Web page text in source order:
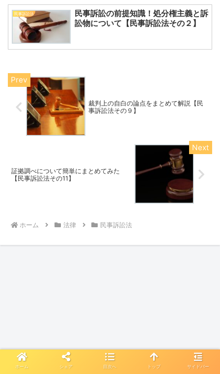
民事訴訟法
民事訴訟の前提知識！処分権主義と訴
訟物について【民事訴訟法その２】
裁判上の自白の論点をまとめて解説【民
事訴訟法その９】
証拠調べについて簡単にまとめてみた
【民事訴訟法その11】
ホーム 法律 民事訴訟法
ホーム シェア 目次へ トップ サイドバー